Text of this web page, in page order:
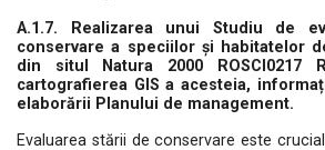
A.1.7. Realizarea unui Studiu de
conservare a speciilor și habitatelor
din situl Natura 2000 ROSCI0217
cartografierea GIS a acesteia,
elaborării Planului de management.
Evaluarea stării de conservare este